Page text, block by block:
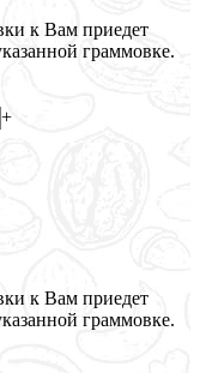
к Вам приедет
граммовке.
+
к Вам приедет
граммовке.